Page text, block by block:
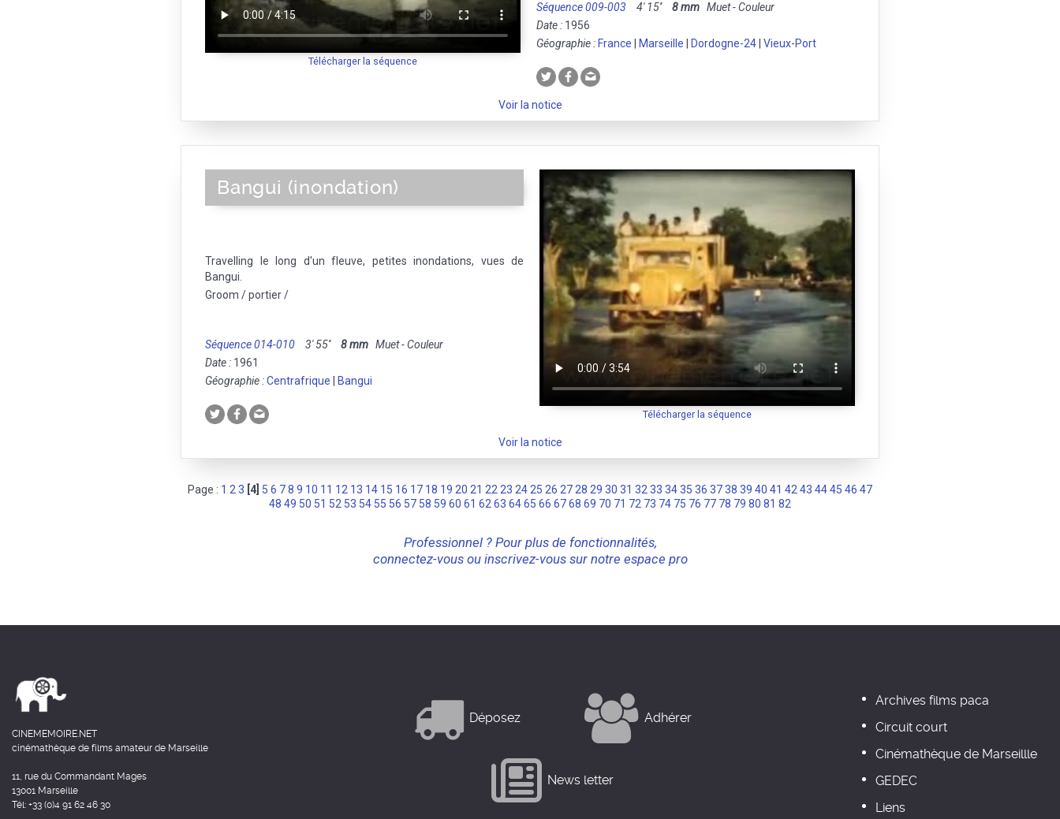
Télécharger la séquence
Séquence 009-003 4' 15'' 8 mm Muet - Couleur
Date : 1956
Géographie : France Marseille Dordogne-24 Vieux-Port
Voir la notice
Télécharger la séquence
Bangui (inondation)
Travelling le long d'un fleuve, petites inondations, vues de
Bangui.
Groom / portier /
Séquence 014-010 3' 55'' 8 mm Muet - Couleur
Date : 1961
Géographie :Centrafrique Bangui
Voir la notice
Page : 1 2 3 [4] 5 6 78 9 10 11 12 13 14 15 16 17 18 19 20 21 22 23 24 25 26 27 28 29 30 31 32 33 3435 36 3738 39 40 41 42 43 4445 46 47
48 49 50 51 52 53 54 55 56 57 58 59 60 61 62 63 6465 66 6768 69 70 71 72 73 74 75 76 77 78 79 80 81 82
Professionnel ? Pour plus de fonctionnalités,
connectez-vous ou inscrivez-vous sur notre espace pro
CINEMEMOIRE.NET
cinémathèque de films amateur de Marseille
11, rue du Commandant Mages
13001 Marseille
Tél: +33 (0)4 91 62 46 30
Déposez Adhérer
News letter
Archives films paca
Circuit court
Cinémathèque de Marseillle
GEDEC
Liens